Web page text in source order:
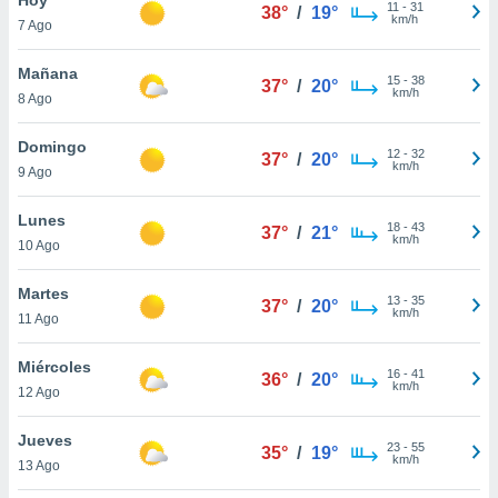
y
en
más
de
7 Ago
38° / 19° 11 - 31
km/h
Mañana
8 Ago
37° / 20° 15- 38
km/h
Domingo
9 Ago
37° / 20° 12- 32
km/h
Lunes
10 Ago
37° / 21° 18- 43
km/h
Martes
11 Ago
37° / 20° 13- 35
km/h
Miércoles
12 Ago
36° / 20° 16- 41
km/h
Jueves
13 Ago
35° / 19° 23- 55
km/h